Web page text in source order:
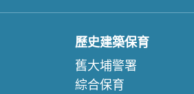
歷史建築保育
舊大埔警署
綜合保育